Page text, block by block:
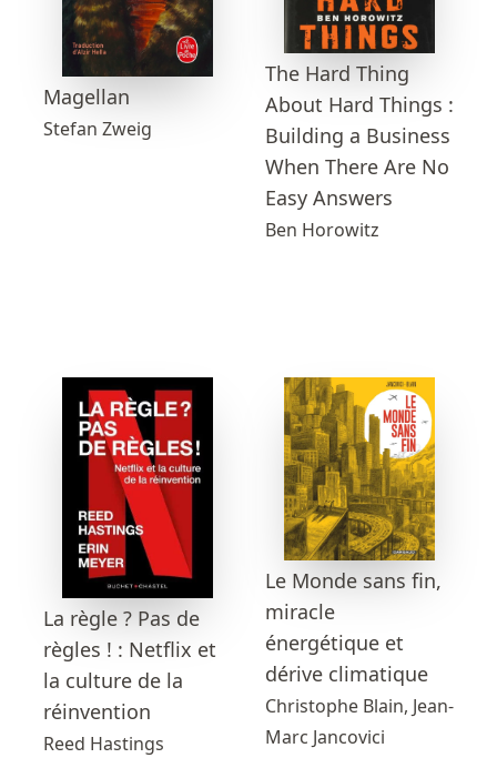
Magellan
Stefan Zweig
The Hard Thing
About Hard Things :
Building a Business
When There Are No
Easy Answers
Ben Horowitz
La règle ? Pas de
règles ! : Netflix et
la culture de la
réinvention
Reed Hastings
Le Monde sans fin,
miracle
énergétique et
dérive climatique
Christophe Blain, Jean-
Marc Jancovici